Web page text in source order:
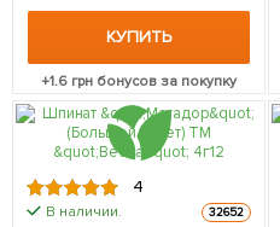
КУПИТЬ
+1.6 грн бонусов за покупку
4
В наличии. 32652